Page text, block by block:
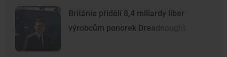
Británie přidělí 8,4 miliardy liber
výrobcům ponorek Dreadnought